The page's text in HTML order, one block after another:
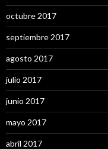
octubre 2017
septiembre 2017
agosto 2017
julio 2017
junio 2017
mayo 2017
abril 2017